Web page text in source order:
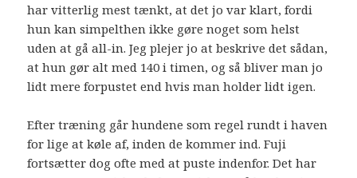
har vitterlig mest tænkt, at det jo var klart, fordi
hun kan simpelthen ikke gøre noget som helst
uden at gå all-in. Jeg plejer jo at beskrive det sådan,
at hun gør alt med 140 i timen, og så bliver man jo
lidt mere forpustet end hvis man holder lidt igen.
Efter træning går hundene som regel rundt i haven
for lige at køle af, inden de kommer ind. Fuji
fortsætter dog ofte med at puste indenfor. Det har